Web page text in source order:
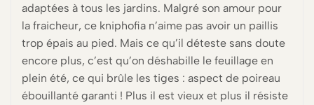
adaptées à tous les jardins. Malgré son amour pour
la fraicheur, ce kniphofia n’aime pas avoir un paillis
trop épais au pied. Mais ce qu’il déteste sans doute
encore plus, c’est qu’on déshabille le feuillage en
plein été, ce qui brûle les tiges : aspect de poireau
ébouillanté garanti ! Plus il est vieux et plus il résiste